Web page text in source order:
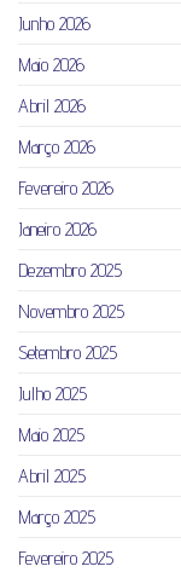
Junho 2026
Maio 2026
Abril 2026
Março 2026
Fevereiro 2026
Janeiro 2026
Dezembro 2025
Novembro 2025
Setembro 2025
Julho 2025
Maio 2025
Abril 2025
Março 2025
Fevereiro 2025